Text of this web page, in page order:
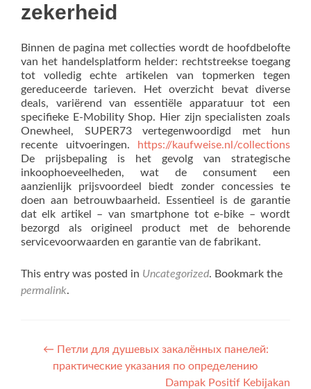
zekerheid
Binnen de pagina met collecties wordt de hoofdbelofte
van het handelsplatform helder: rechtstreekse toegang
tot volledig echte artikelen van topmerken tegen
gereduceerde tarieven. Het overzicht bevat diverse
deals, variërend van essentiële apparatuur tot een
specifieke E-Mobility Shop. Hier zijn specialisten zoals
Onewheel, SUPER73 vertegenwoordigd met hun
recente uitvoeringen.
https://kaufweise.nl/collections
De prijsbepaling is het gevolg van strategische
inkoophoeveelheden, wat de consument een
aanzienlijk prijsvoordeel biedt zonder concessies te
doen aan betrouwbaarheid. Essentieel is de garantie
dat elk artikel – van smartphone tot e-bike – wordt
bezorgd als origineel product met de behorende
servicevoorwaarden en garantie van de fabrikant.
This entry was posted in Uncategorized. Bookmark the
permalink.
Post navigation
← Петли для душевых закалённых панелей:
практические указания по определению
Dampak Positif Kebijakan